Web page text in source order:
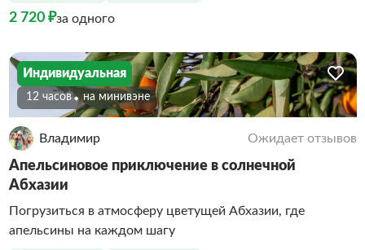
2 720 ₽за одного
Индивидуальная
12 часов На минивэне
Владимир Ожидает отзывов
Апельсиновое приключение в солнечной
Абхазии
Погрузиться в атмосферу цветущей Абхазии, где
апельсины на каждом шагу